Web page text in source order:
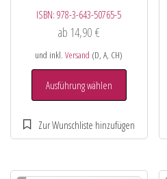
ISBN:978-3-643-50765-5
ab 14,90€
und inkl.Versand (D, A, CH)
Ausführung wählen